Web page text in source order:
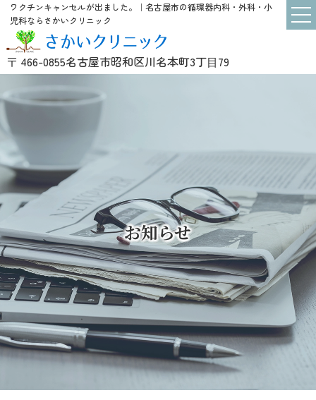
ワクチンキャンセルが出ました。｜名古屋市の循環器内科・外科・小
児科ならさかいクリニック
〒 466-0855名古屋市昭和区川名本町3丁⽬79
お知らせ